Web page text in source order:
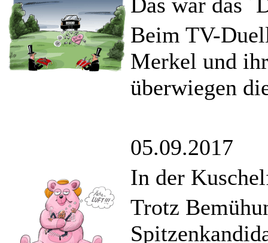
Das war das
Beim TV-
Merkel und
überwiegen
05.09.2017
In der
Trotz